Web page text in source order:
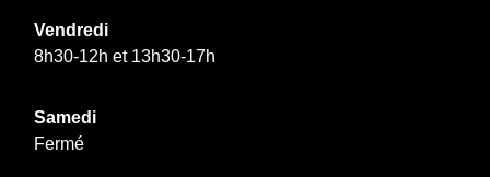
Vendredi
8h30-12h et 13h30-17h
Samedi
Fermé